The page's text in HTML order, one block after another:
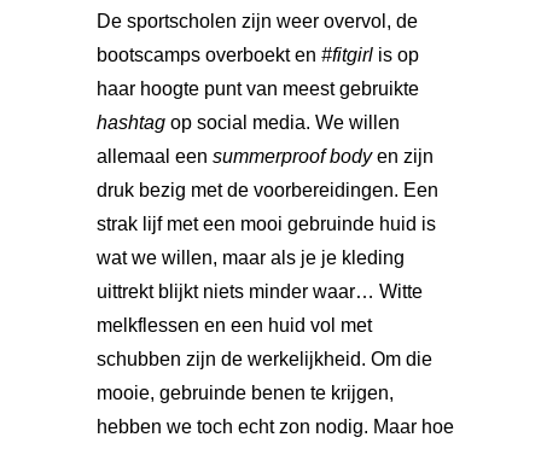
De sportscholen zijn weer overvol, de
bootscamps overboekt en#fitgirl is op
haar hoogte punt van meest gebruikte
hashtag op social media. We willen
allemaal eensummerproof bodyen zijn
druk bezig met de voorbereidingen. Een
strak lijf met een mooi gebruinde huid is
wat we willen, maar als je je kleding
uittrekt blijkt niets minder waar… Witte
melkflessen en een huid vol met
schubben zijn de werkelijkheid. Om die
mooie, gebruinde benen te krijgen,
hebben we toch echt zon nodig. Maar hoe